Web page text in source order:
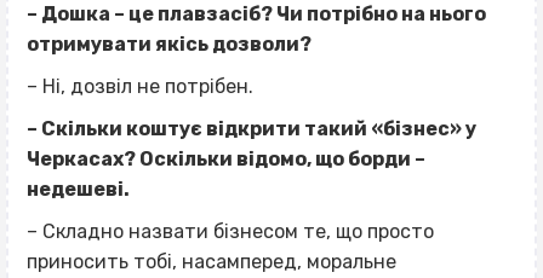
– Дошка – це плавзасіб? Чи потрібно на нього
отримувати якісь дозволи?
– Ні, дозвіл не потрібен.
– Скільки коштує відкрити такий «бізнес» у
Черкасах? Оскільки відомо, що борди –
недешеві.
– Складно назвати бізнесом те, що просто
приносить тобі, насамперед, моральне